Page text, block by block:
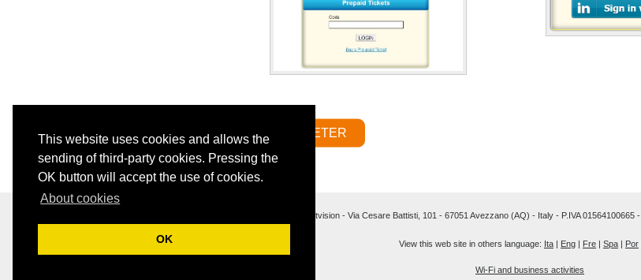
This website uses cookies and allows the
sending of third-party cookies. Pressing the
OK button will accept the use of cookies.
About cookies
OK
ACHETER
Softvision - Via Cesare Battisti, 101 - 67051 Avezzano (AQ) - Italy - P.IVA 01564100665 -
View this web site in others language: Ita | Eng | Fre | Spa | Por
Wi-Fi and business activities